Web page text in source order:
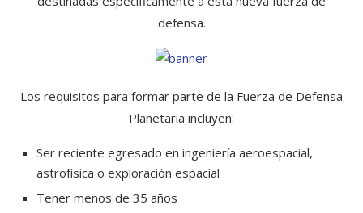
defensa.
Los requisitos para formar parte de la Fuerza de Defensa
Planetaria incluyen:
Ser reciente egresado en ingeniería aeroespacial,
astrofísica o exploración espacial
Tener menos de 35 años